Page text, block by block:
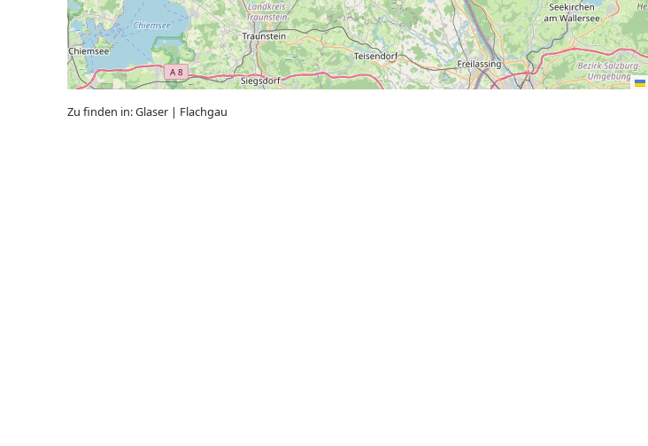
Zu finden in:Glaser | Flachgau